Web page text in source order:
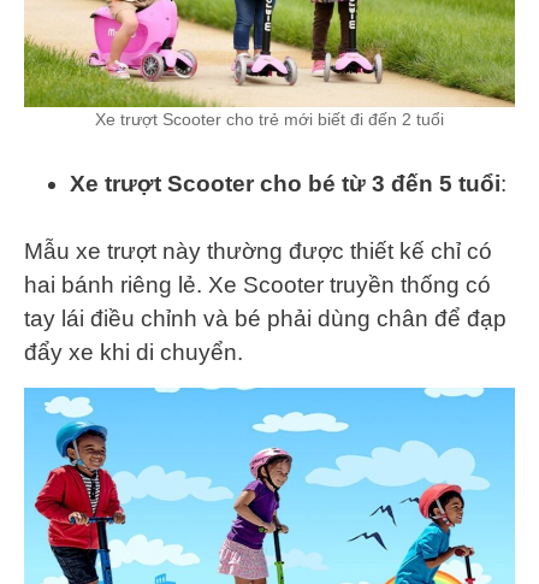
Xe trượt Scooter cho trẻ mới biết đi đến 2 tuổi
Xe trượt Scooter cho bé từ 3 đến 5 tuổi:
Mẫu xe trượt này thường được thiết kế chỉ có
hai bánh riêng lẻ. Xe Scooter truyền thống có
tay lái điều chỉnh và bé phải dùng chân để đạp
đẩy xe khi di chuyển.